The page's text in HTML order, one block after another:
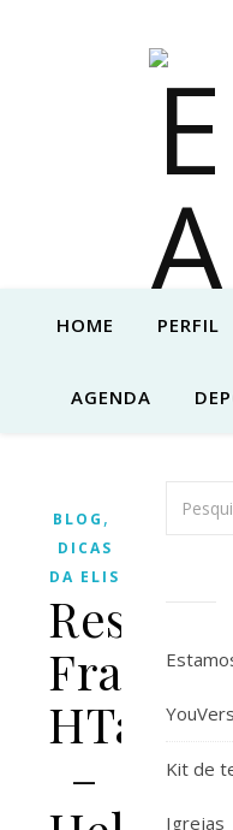
HOME PERFIL
AGENDA
BLOG ,
DICAS
DA ELIS
Frases
–
Kit de
Igrejas